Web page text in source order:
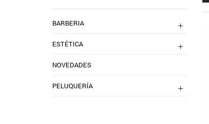
BARBERIA
ESTÉTICA
NOVEDADES
PELUQUERÍA